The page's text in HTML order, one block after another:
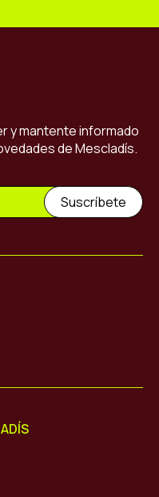
y mantente informado
de Mescladís.